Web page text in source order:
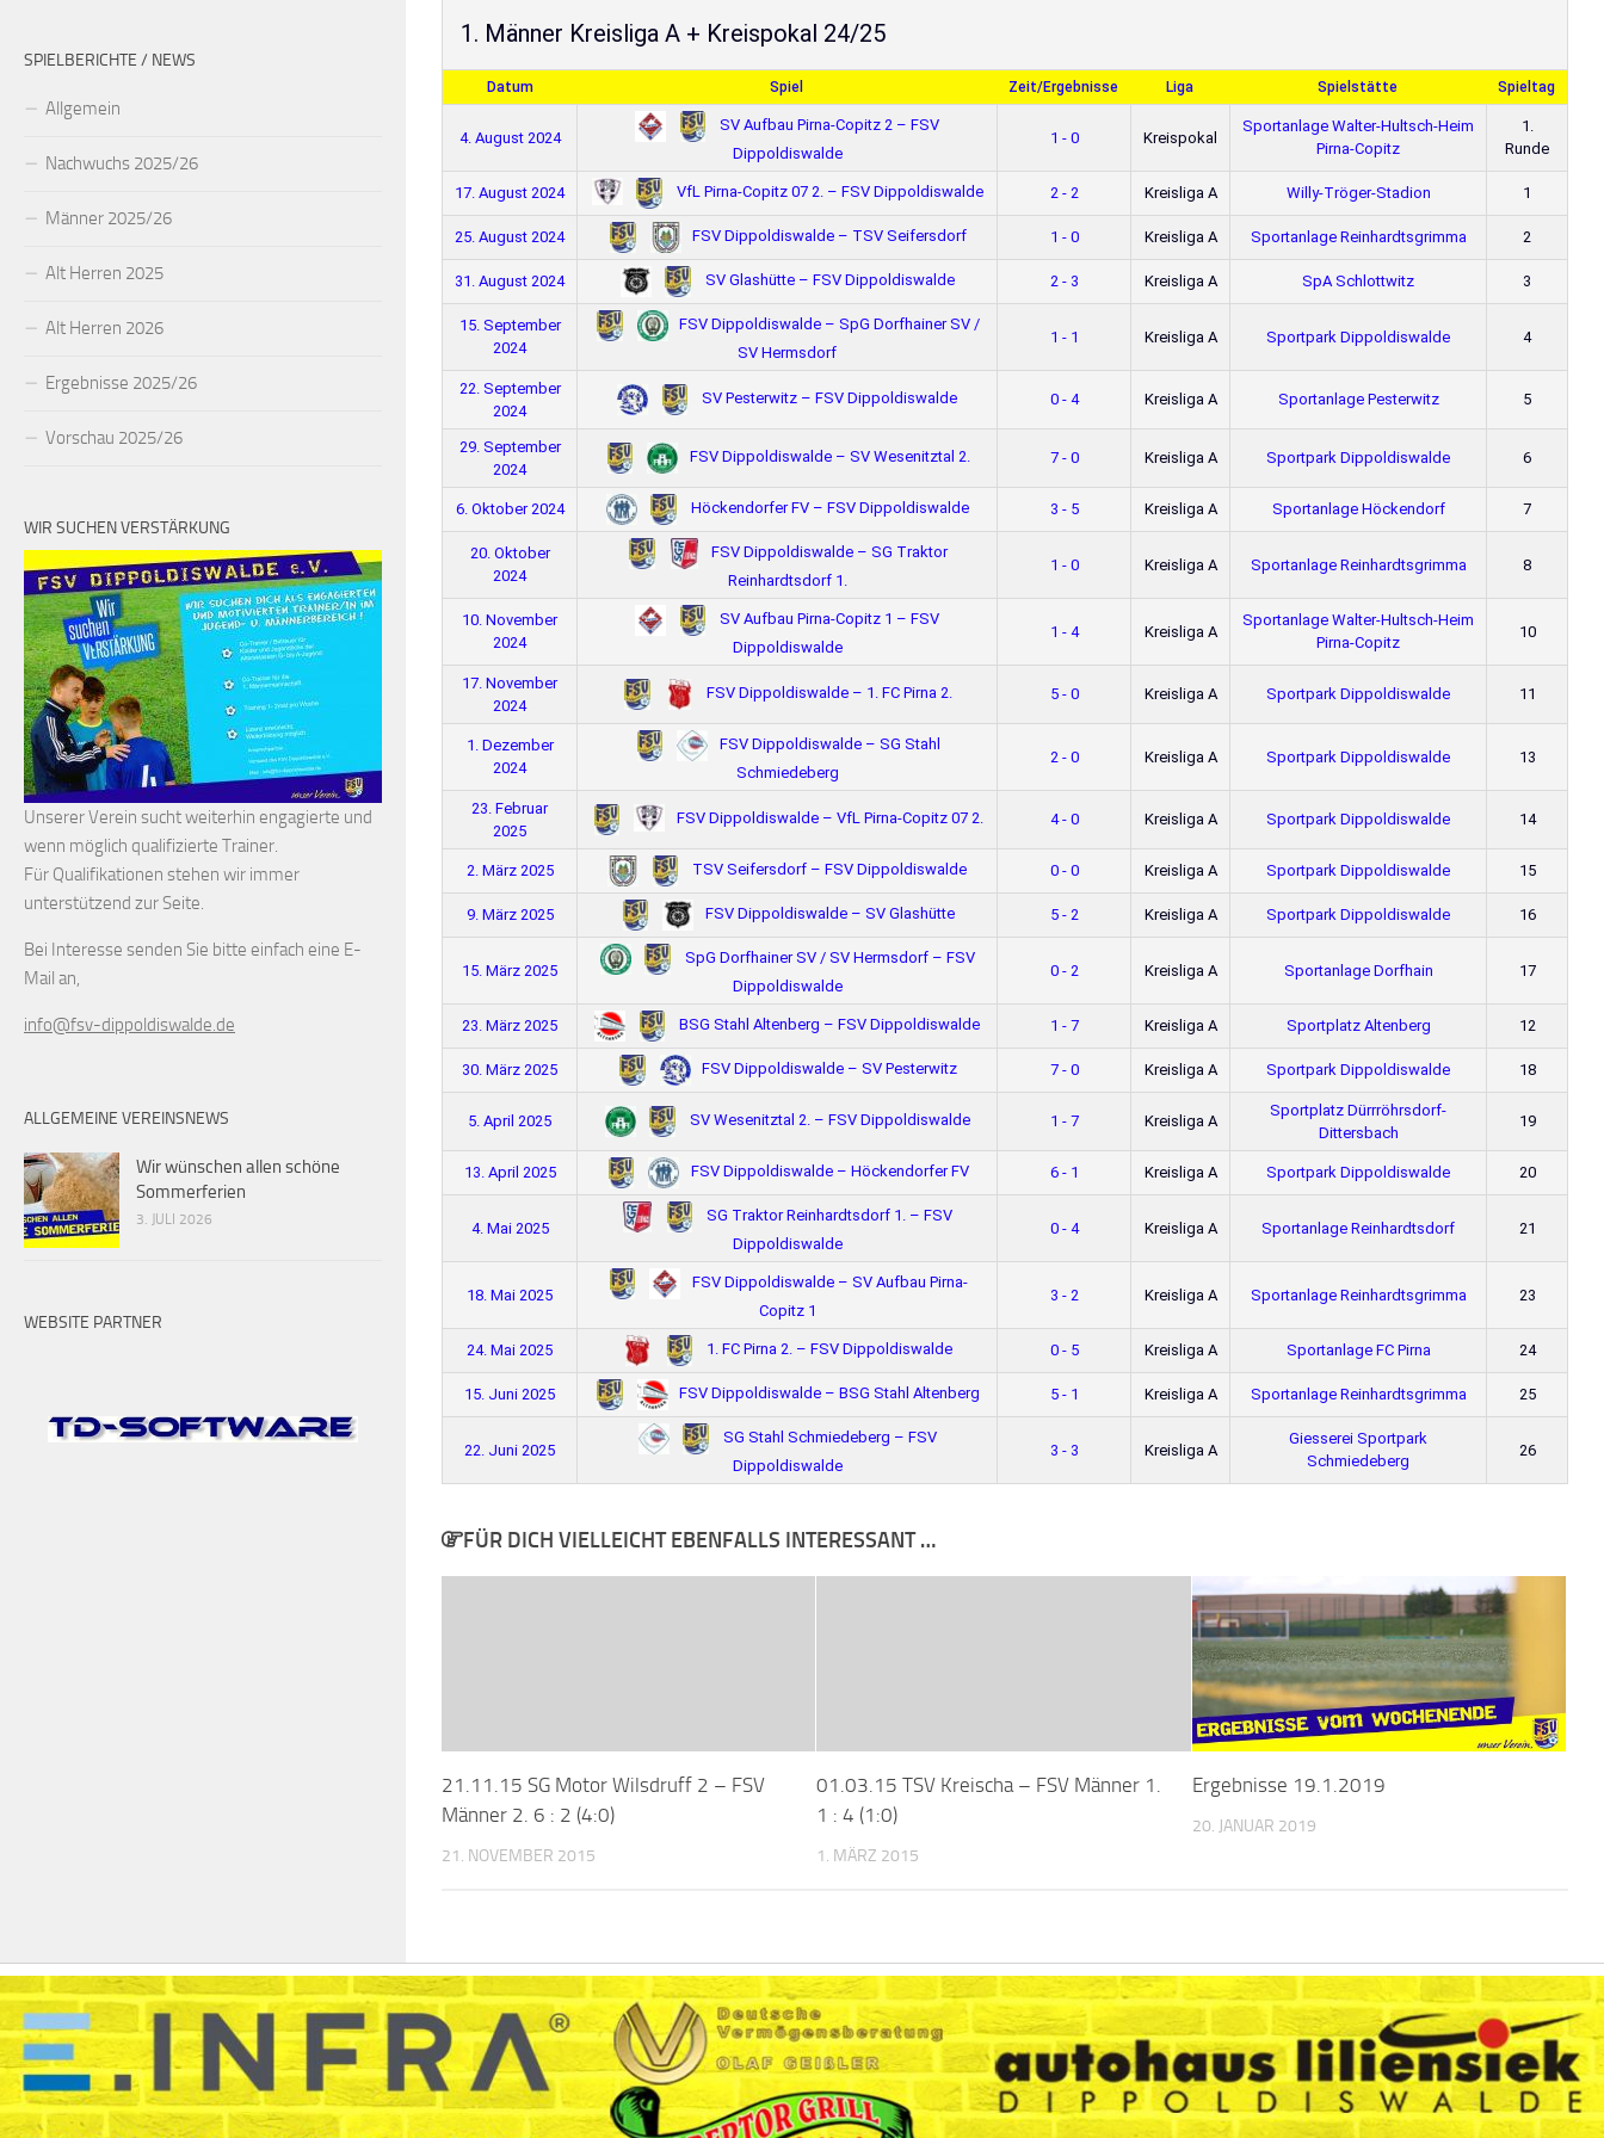
1. Männer Kreisliga A + Kreispokal 24/25
Datum Spiel Zeit/Ergebnisse Liga Spielstätte Spieltag
4. August 2024
SV Aufbau Pirna-Copitz 2 – FSV
Dippoldiswalde
1 - 0 Kreispokal
Sportanlage Walter-Hultsch-Heim
Pirna-Copitz
1.
Runde
17. August 2024 VfL Pirna-Copitz 07 2. – FSV Dippoldiswalde 2 - 2 Kreisliga A Willy-Tröger-Stadion 1
25. August 2024 FSV Dippoldiswalde – TSV Seifersdorf 1 - 0 Kreisliga A Sportanlage Reinhardtsgrimma 2
31. August 2024 SV Glashütte – FSV Dippoldiswalde 2 - 3 Kreisliga A SpA Schlottwitz 3
15. September
2024
FSV Dippoldiswalde – SpG Dorfhainer SV /
SV Hermsdorf
1 - 1 Kreisliga A Sportpark Dippoldiswalde 4
22. September
2024
SV Pesterwitz – FSV Dippoldiswalde 0 - 4 Kreisliga A Sportanlage Pesterwitz 5
29. September
2024
FSV Dippoldiswalde – SV Wesenitztal 2. 7 - 0 Kreisliga A Sportpark Dippoldiswalde 6
6. Oktober 2024 Höckendorfer FV – FSV Dippoldiswalde 3 - 5 Kreisliga A Sportanlage Höckendorf 7
20. Oktober
2024
FSV Dippoldiswalde – SG Traktor
Reinhardtsdorf 1.
1 - 0 Kreisliga A Sportanlage Reinhardtsgrimma 8
10. November
2024
SV Aufbau Pirna-Copitz 1 – FSV
Dippoldiswalde
1 - 4 Kreisliga A
Sportanlage Walter-Hultsch-Heim
Pirna-Copitz
10
17. November
2024
FSV Dippoldiswalde – 1. FC Pirna 2. 5 - 0 Kreisliga A Sportpark Dippoldiswalde 11
1. Dezember
2024
FSV Dippoldiswalde – SG Stahl
Schmiedeberg
2 - 0 Kreisliga A Sportpark Dippoldiswalde 13
23. Februar
2025
FSV Dippoldiswalde – VfL Pirna-Copitz 07 2. 4 - 0 Kreisliga A Sportpark Dippoldiswalde 14
2. März 2025 TSV Seifersdorf – FSV Dippoldiswalde 0 - 0 Kreisliga A Sportpark Dippoldiswalde 15
9. März 2025 FSV Dippoldiswalde – SV Glashütte 5 - 2 Kreisliga A Sportpark Dippoldiswalde 16
15. März 2025
SpG Dorfhainer SV / SV Hermsdorf – FSV
Dippoldiswalde
0 - 2 Kreisliga A Sportanlage Dorfhain 17
23. März 2025 BSG Stahl Altenberg – FSV Dippoldiswalde 1 - 7 Kreisliga A Sportplatz Altenberg 12
30. März 2025 FSV Dippoldiswalde – SV Pesterwitz 7 - 0 Kreisliga A Sportpark Dippoldiswalde 18
5. April 2025 SV Wesenitztal 2. – FSV Dippoldiswalde 1 - 7 Kreisliga A
Sportplatz Dürrröhrsdorf-
Dittersbach
19
13. April 2025 FSV Dippoldiswalde – Höckendorfer FV 6 - 1 Kreisliga A Sportpark Dippoldiswalde 20
4. Mai 2025
SG Traktor Reinhardtsdorf 1. – FSV
Dippoldiswalde
0 - 4 Kreisliga A Sportanlage Reinhardtsdorf 21
18. Mai 2025
FSV Dippoldiswalde – SV Aufbau Pirna-
Copitz 1
3 - 2 Kreisliga A Sportanlage Reinhardtsgrimma 23
24. Mai 2025 1. FC Pirna 2. – FSV Dippoldiswalde 0 - 5 Kreisliga A Sportanlage FC Pirna 24
15. Juni 2025 FSV Dippoldiswalde – BSG Stahl Altenberg 5 - 1 Kreisliga A Sportanlage Reinhardtsgrimma 25
22. Juni 2025
SG Stahl Schmiedeberg – FSV
Dippoldiswalde
3 - 3 Kreisliga A
Giesserei Sportpark
Schmiedeberg
26
FÜR DICH VIELLEICHT EBENFALLS INTERESSANT …
21.11.15 SG Motor Wilsdruff 2 – FSV
Männer 2. 6 : 2 (4:0)
21. NOVEMBER 2015
01.03.15 TSV Kreischa – FSV Männer 1.
1 : 4 (1:0)
1. MÄRZ 2015
Ergebnisse 19.1.2019
20. JANUAR 2019
SPIELBERICHTE / NEWS
Allgemein
Nachwuchs 2025/26
Männer 2025/26
Alt Herren 2025
Alt Herren 2026
Ergebnisse 2025/26
Vorschau 2025/26
WIR SUCHEN VERSTÄRKUNG
Unserer Verein sucht weiterhin engagierte und
wenn möglich qualifizierte Trainer.
Für Qualifikationen stehen wir immer
unterstützend zur Seite.
Bei Interesse senden Sie bitte einfach eine E-
Mail an,
info@fsv-dippoldiswalde.de
ALLGEMEINE VEREINSNEWS
Wir wünschen allen schöne
Sommerferien
3. JULI 2026
WEBSITE PARTNER